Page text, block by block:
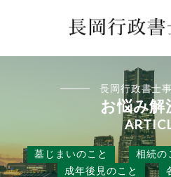
長岡行政書士
お悩み解
墓じまいのこと 相続の
成年後見のこと